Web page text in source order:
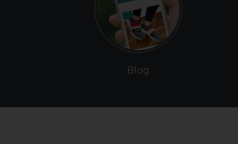
Blog